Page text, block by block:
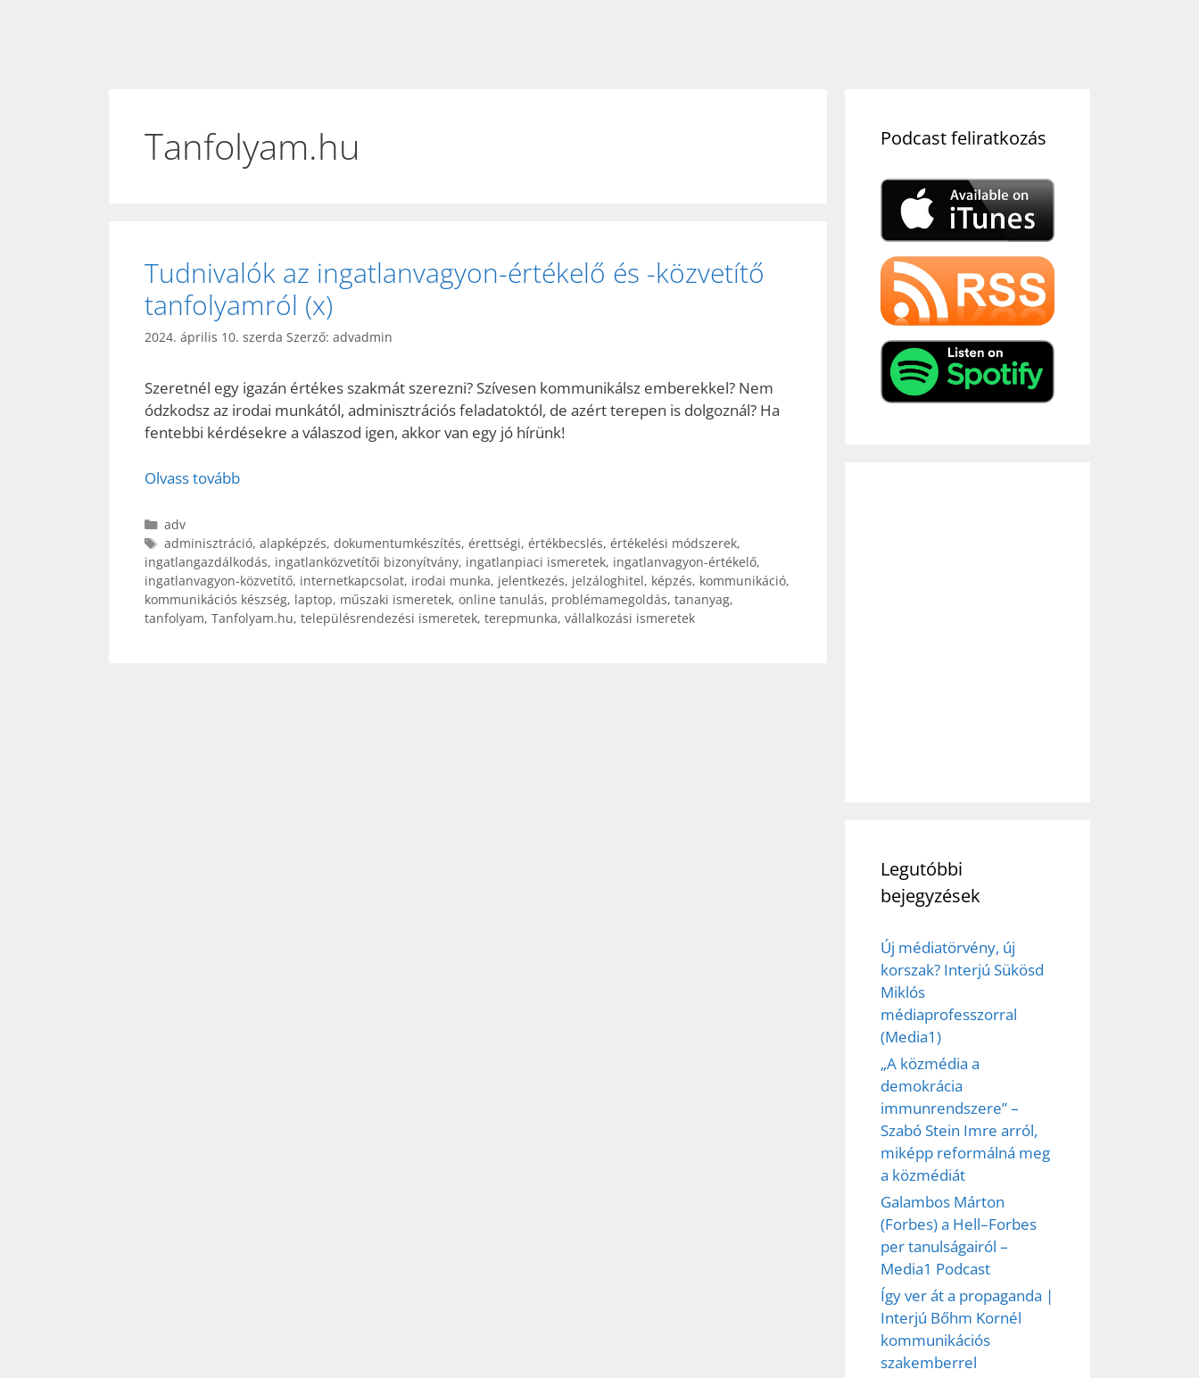
Tanfolyam.hu
Tudnivalók az ingatlanvagyon-értékelő és -közvetítő
tanfolyamról (x)
2024. április 10. szerda Szerző: advadmin
Szeretnél egy igazán értékes szakmát szerezni? Szívesen kommunikálsz emberekkel? Nem
ódzkodsz az irodai munkától, adminisztrációs feladatoktól, de azért terepen is dolgoznál? Ha
fentebbi kérdésekre a válaszod igen, akkor van egy jó hírünk!
Olvass tovább
Kategória
adv
Címkék
adminisztráció, alapképzés, dokumentumkészítés, érettségi, értékbecslés, értékelési módszerek,
ingatlangazdálkodás, ingatlanközvetítői bizonyítvány, ingatlanpiaci ismeretek, ingatlanvagyon-értékelő,
ingatlanvagyon-közvetítő, internetkapcsolat, irodai munka, jelentkezés, jelzáloghitel, képzés, kommunikáció,
kommunikációs készség, laptop, műszaki ismeretek, online tanulás, problémamegoldás, tananyag,
tanfolyam, Tanfolyam.hu, településrendezési ismeretek, terepmunka, vállalkozási ismeretek
Podcast feliratkozás
Legutóbbi
bejegyzések
Új médiatörvény, új
korszak? Interjú Sükösd
Miklós
médiaprofesszorral
(Media1)
„A közmédia a
demokrácia
immunrendszere” –
Szabó Stein Imre arról,
miképp reformálná meg
a közmédiát
Galambos Márton
(Forbes) a Hell–Forbes
per tanulságairól –
Media1 Podcast
Így ver át a propaganda |
Interjú Bőhm Kornél
kommunikációs
szakemberrel